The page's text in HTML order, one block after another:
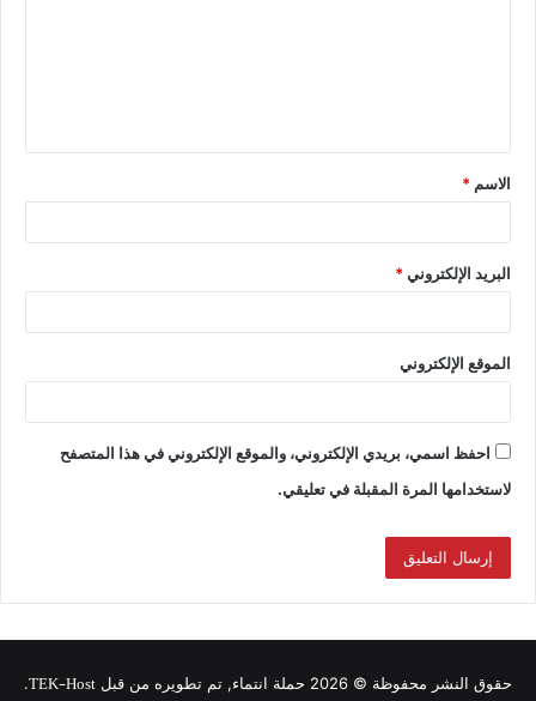
الاسم *
البريد الإلكتروني*
الموقع الإلكتروني
احفظ اسمي، بريدي الإلكتروني، والموقع الإلكتروني في هذا المتصفح
لاستخدامها المرة المقبلة في تعليقي.
حقوق النشر محفوظة © 2026 حملة انتماء, تم تطويره من قبل TEK-Host
.